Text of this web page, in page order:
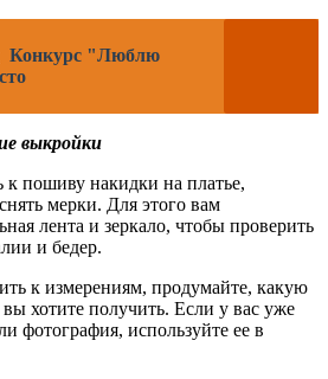
Конкурс "Люблю
выкройки
пошиву накидки на платье,
мерки. Для этого вам
лента и зеркало, чтобы проверить
и бедер.
к измерениям, продумайте, какую
хотите получить. Если у вас уже
фотография, используйте ее в